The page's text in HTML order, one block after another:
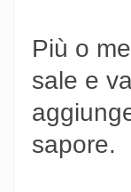
Più o
sale e
sapore.